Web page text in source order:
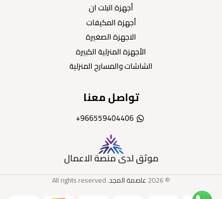
أجهزة البلت ان
أجهزة المكيفات
الاجهزة الصغيرة
الأجهزة المنزلية الكبيرة
الشاشات والمسارح المنزلية
تواصل معنا
966559404406+
موثق لدى منصة الاعمال
© 2026 عاصمة المجد. All rights reserved